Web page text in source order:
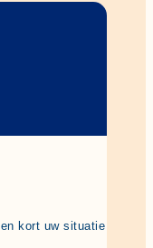
kort uw situatie en